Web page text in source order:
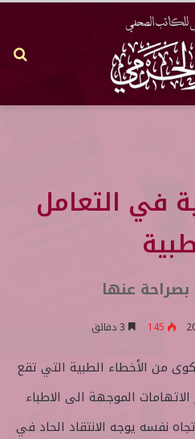
في التعامل
عنها
145
من الأخطاء الطبية التي تقع
الموجهة الى الاطباء
نفسه يوجه الانتقاد الحاد في